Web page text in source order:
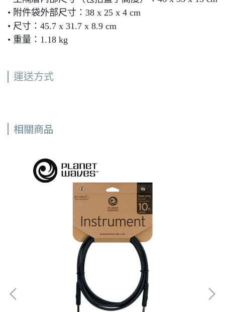
• 附件袋外部尺寸：38 x 25 x 4 cm
• 尺寸：45.7 x 31.7 x 8.9 cm
• 重量：1.18 kg
運送方式
相關商品